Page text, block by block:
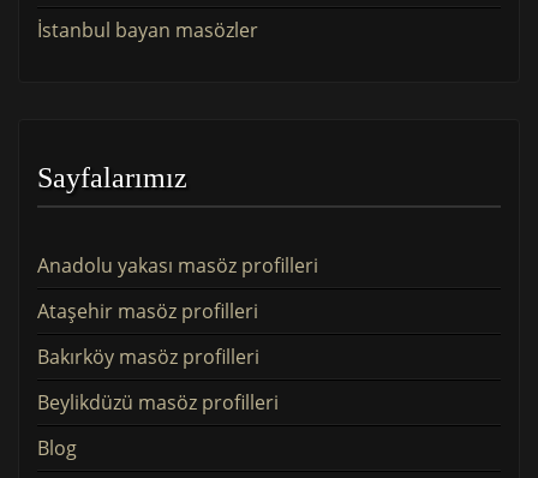
İstanbul bayan masözler
Sayfalarımız
Anadolu yakası masöz profilleri
Ataşehir masöz profilleri
Bakırköy masöz profilleri
Beylikdüzü masöz profilleri
Blog